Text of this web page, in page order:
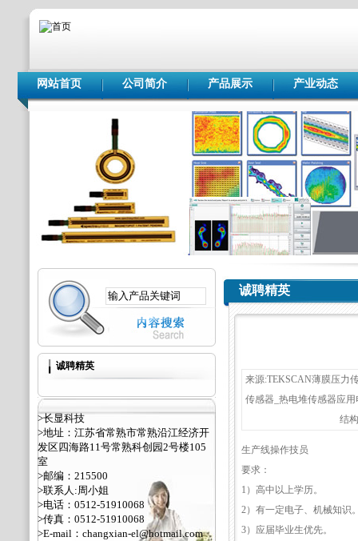
网站首页 公司简介 产品展示 产业动态
诚聘精英
>长显科技
>地址：江苏省常熟市常熟沿江经济开
发区四海路11号常熟科创园2号楼105
室
>邮编：215500
>联系人:周小姐
>电话：0512-51910068
>传真：0512-51910068
>E-mail：changxian-el@hotmail.com
诚聘精英
来源:TEKSCAN薄膜压力
传感器_热电堆传感器应
结
生产线操作技员
要求：
1）高中以上学历。
2）有一定电子、机械知识
3）应届毕业生优先。